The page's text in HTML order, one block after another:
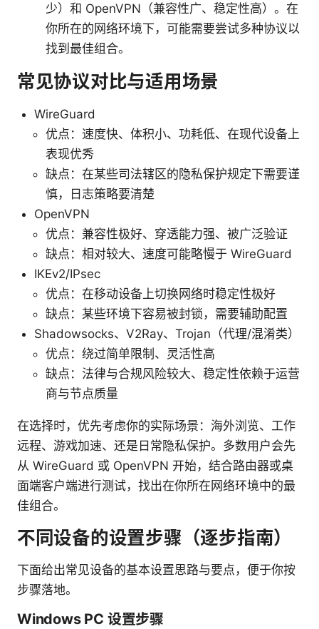
少）和 OpenVPN（兼容性广、稳定性高）。在
你所在的网络环境下，可能需要尝试多种协议以
找到最佳组合。
常见协议对比与适用场景
WireGuard
优点：速度快、体积小、功耗低、在现代设备上
表现优秀
缺点：在某些司法辖区的隐私保护规定下需要谨
慎，日志策略要清楚
OpenVPN
优点：兼容性极好、穿透能力强、被广泛验证
缺点：相对较大、速度可能略慢于 WireGuard
IKEv2/IPsec
优点：在移动设备上切换网络时稳定性极好
缺点：某些环境下容易被封锁，需要辅助配置
Shadowsocks、V2Ray、Trojan（代理/混淆类）
优点：绕过简单限制、灵活性高
缺点：法律与合规风险较大、稳定性依赖于运营
商与节点质量
在选择时，优先考虑你的实际场景：海外浏览、工作
远程、游戏加速、还是日常隐私保护。多数用户会先
从 WireGuard 或 OpenVPN 开始，结合路由器或桌
面端客户端进行测试，找出在你所在网络环境中的最
佳组合。
不同设备的设置步骤（逐步指南）
下面给出常见设备的基本设置思路与要点，便于你按
步骤落地。
Windows PC 设置步骤